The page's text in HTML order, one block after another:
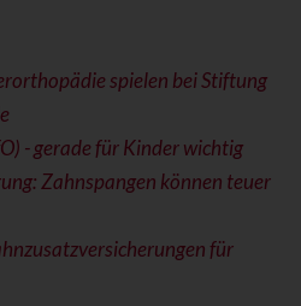
spielen bei Stiftung
- gerade für Kinder wichtig
Zahnspangen können teuer
für